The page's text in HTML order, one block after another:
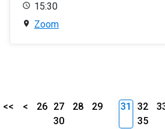
15:30
Zoom
<< < 26 27 28
29
30
31 32
35